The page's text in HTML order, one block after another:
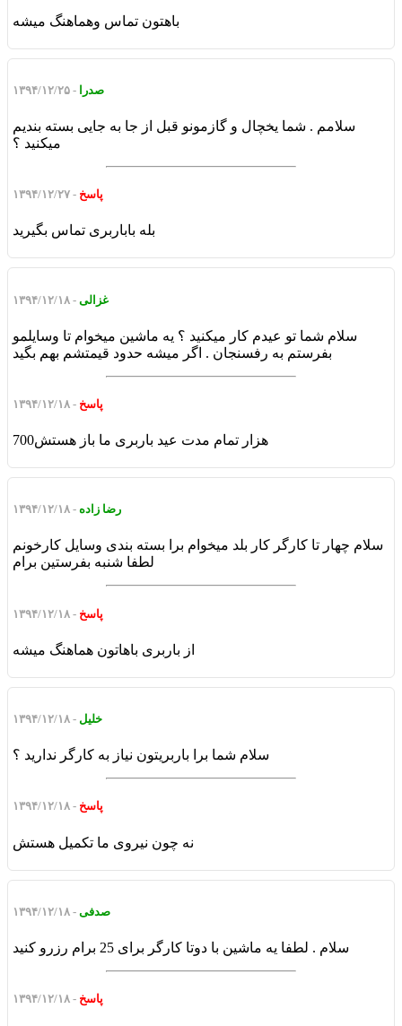
باهتون تماس وهماهنگ میشه
صدرا - ۱۳۹۴/۱۲/۲۵
سلامم . شما یخچال و گازمونو قبل از جا به جایی بسته بندیم
میکنید ؟
پاسخ - ۱۳۹۴/۱۲/۲۷
بله باباربری تماس بگیرید
غزالی - ۱۳۹۴/۱۲/۱۸
سلام شما تو عیدم کار میکنید ؟ یه ماشین میخوام تا وسایلمو
بفرستم به رفسنجان . اگر میشه حدود قیمتشم بهم بگید
پاسخ - ۱۳۹۴/۱۲/۱۸
700هزار تمام مدت عید باربری ما باز هستش
رضا زاده - ۱۳۹۴/۱۲/۱۸
سلام چهار تا کارگر کار بلد میخوام برا بسته بندی وسایل کارخونم
لطفا شنبه بفرستین برام
پاسخ - ۱۳۹۴/۱۲/۱۸
از باربری باهاتون هماهنگ میشه
خلیل - ۱۳۹۴/۱۲/۱۸
سلام شما برا باربریتون نیاز به کارگر ندارید ؟
پاسخ - ۱۳۹۴/۱۲/۱۸
نه چون نیروی ما تکمیل هستش
صدفی - ۱۳۹۴/۱۲/۱۸
سلام . لطفا یه ماشین با دوتا کارگر برای 25 برام رزرو کنید
پاسخ - ۱۳۹۴/۱۲/۱۸